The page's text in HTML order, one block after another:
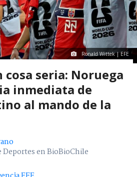
Ronald Wittek | EFE
cosa seria: Noruega
inmediata de
al mando de la
Deportes en BioBioChile